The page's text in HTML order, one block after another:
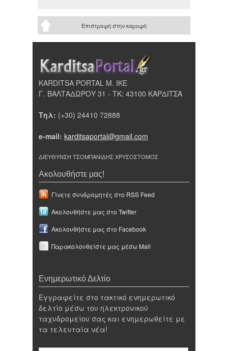
Επιστροφή στην κορυφή
KARDITSA PORTAL Μ. ΙΚΕ
Γ. ΒΑΛΤΑΔΩΡΟΥ 31 - ΤΚ: 43100 ΚΑΡΔΙΤΣΑ
Τηλ: (+30) 24410 72888
e-mail: karditsaportal@gmail.com
ΔΙΕΥΘΥΝΣΗ ΤΣΟΜΠΑΝΙΔΗΣ ΧΡΥΣΟΣΤΟΜΟΣ
Ακολουθήστε μας!
Γίνετε συνδρομητές στο RSS Feed
Ακολουθήστε μας στο Twitter
Ακολουθήστε μας στο Facebook
Παρακολουθείστε μας μέσω Mail
Ενημερωτικό Δελτίο
Εγγραφείτε στο τακτικό ενημερωτικό
δελτίο μέσω του ηλεκτρονικού
ταχυδρομείου σας και ενημερωθείτε με
τα τελευταία νέα!